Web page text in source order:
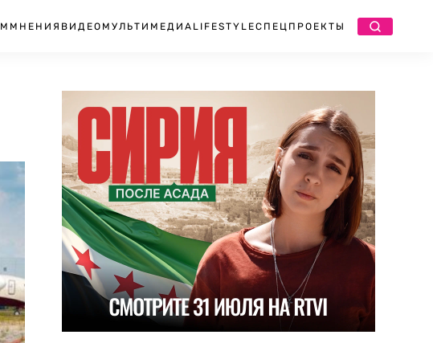
МНЕНИЯ ВИДЕО МУЛЬТИМЕДИА LIFESTYLEСПЕЦПРОЕКТЫ